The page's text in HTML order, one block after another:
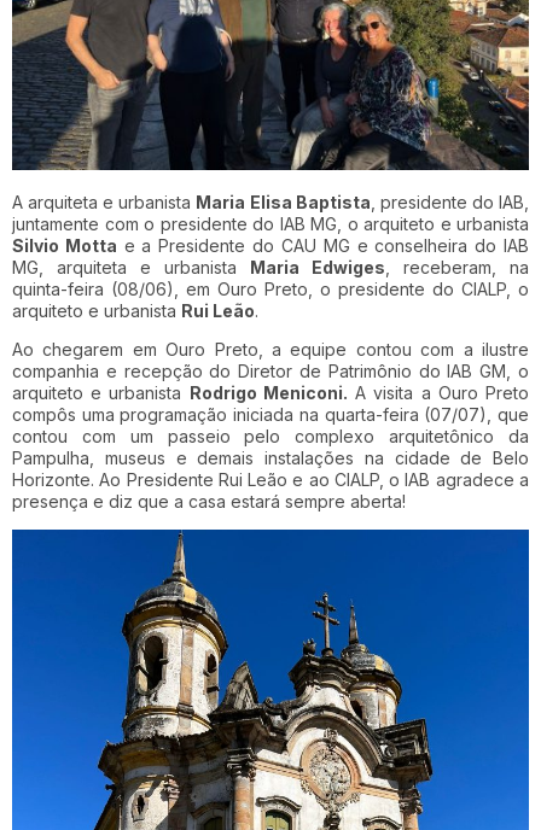
A arquiteta e urbanista Maria Elisa Baptista , presidente do IAB,
juntamente com o presidente do IAB MG, o arquiteto e urbanista
Silvio Motta e a Presidente do CAU MG e conselheira do IAB
MG, arquiteta e urbanista Maria Edwiges , receberam, na
quinta-feira (08/06), em Ouro Preto, o presidente do CIALP, o
arquiteto e urbanista Rui Leão.
Ao chegarem em Ouro Preto, a equipe contou com a ilustre
companhia e recepção do Diretor de Patrimônio do IAB GM, o
arquiteto e urbanista Rodrigo Meniconi. A visita a Ouro Preto
compôs uma programação iniciada na quarta-feira (07/07), que
contou com um passeio pelo complexo arquitetônico da
Pampulha, museus e demais instalações na cidade de Belo
Horizonte. Ao Presidente Rui Leão e ao CIALP, o IAB agradece a
presença e diz que a casa estará sempre aberta!